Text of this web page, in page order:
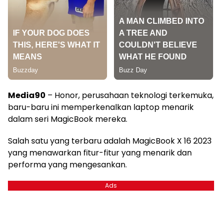
Media90 – Honor, perusahaan teknologi terkemuka,
baru-baru ini memperkenalkan laptop menarik
dalam seri MagicBook mereka.
Salah satu yang terbaru adalah MagicBook X 16 2023
yang menawarkan fitur-fitur yang menarik dan
performa yang mengesankan.
Ads